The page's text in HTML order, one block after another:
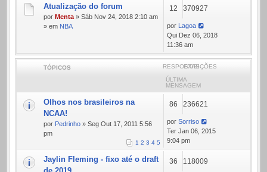
Atualização do forum
por Menta » Sáb Nov 24, 2018 2:10 am
» em NBA
12 370927
por
Lagoa
Qui Dez 06, 2018
11:36 am
TÓPICOS RESPOSTASEXIBIÇÕES
ÚLTIMA
MENSAGEM
Olhos nos brasileiros na
NCAA!
por Pedrinho » Seg Out 17, 2011 5:56
pm
1 2 3 4 5
86 236621
por Sorriso
Ter Jan 06, 2015
9:04 pm
Jaylin Fleming - fixo até o draft
36 118009